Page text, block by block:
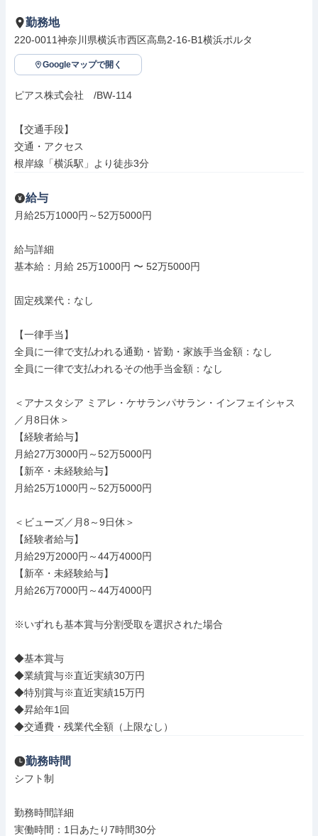
勤務地
220-0011神奈川県横浜市西区高島2-16-B1横浜ポルタ
Googleマップで開く
ピアス株式会社　/BW-114
【交通手段】
交通・アクセス
根岸線「横浜駅」より徒歩3分
給与
月給25万1000円～52万5000円
給与詳細
基本給：月給 25万1000円 〜 52万5000円
固定残業代：なし
【一律手当】
全員に一律で支払われる通勤・皆勤・家族手当金額：なし
全員に一律で支払われるその他手当金額：なし
＜アナスタシア ミアレ・ケサランパサラン・インフェイシャス
／月8日休＞
【経験者給与】
月給27万3000円～52万5000円
【新卒・未経験給与】
月給25万1000円～52万5000円
＜ビューズ／月8～9日休＞
【経験者給与】
月給29万2000円～44万4000円
【新卒・未経験給与】
月給26万7000円～44万4000円
※いずれも基本賞与分割受取を選択された場合
◆基本賞与
◆業績賞与※直近実績30万円
◆特別賞与※直近実績15万円
◆昇給年1回
◆交通費・残業代全額（上限なし）
勤務時間
シフト制
勤務時間詳細
実働時間：1日あたり7時間30分